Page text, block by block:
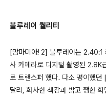
블루레이 퀄리티
[맘마미아! 2] 블루레이는 2.40:1
사 카메라로 디지털 촬영된 2.8K
로 트랜스퍼 했다. 다소 평이했던
달리, 화사한 색감과 밝고 쨍한